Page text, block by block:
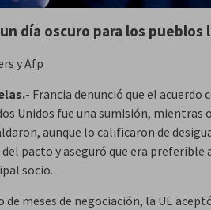
día oscuro para los pueblos
y Afp
Francia denunció que el
Unidos fue una sumisión, mientras
aunque lo calificaron de
pacto y aseguró que era preferible
socio.
de meses de negociación, la UE